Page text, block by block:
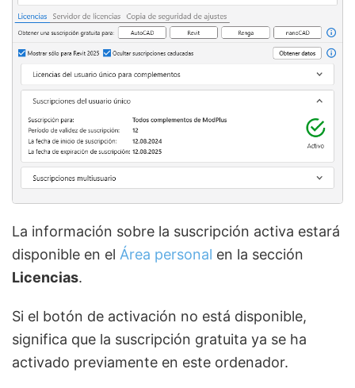
La información sobre la suscripción activa estará
disponible en el Área personal en la sección
Licencias.
Si el botón de activación no está disponible,
significa que la suscripción gratuita ya se ha
activado previamente en este ordenador.